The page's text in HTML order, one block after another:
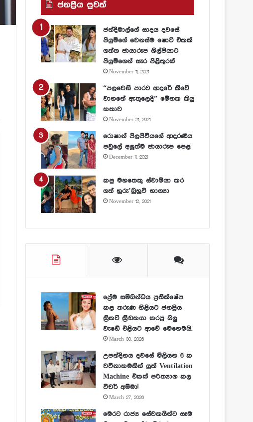
ජනප්‍රීය පුවත්
ජන්දිමාල්ගේ සාදය දවසේ
පියුමිගේ වෙනස්ම ෂොට් එකක්
ගත්ත ඡායාරූප ශිල්පියාට
පියුමිගෙන් සැර පිළිතුරක්
November 11, 2021
“පලවෙනි පාරට ආදරේ කීවේ
වාහනේ ඇතුලෙදි” මේනක කියූ
කතාව
November 21, 2021
රොෂාන් පිලපිටියගේ ආදරණීය
පවුලේ අලුත්ම ඡායාරූප පෙළ
December 11, 2021
කපු මහතෙකු ස්වාමියා කර
ගත් හුරු’බුහුටි භාග්‍යා
November 12, 2021
ප්‍රේම සම්බන්ධය ප්‍රතික්ෂේප
කළ තරුණ නිළියට ජනප්‍රිය
ක්‍රිකට් ක්‍රීඩකයා කරපු බලු
වැඩේ එළියට ආවේ මෙහෙමයි.
March 30, 2026
උපන්දිනය දවසේ මිලියන 6 ක
වටිනාකමකින් යුත් Ventilation
Machine එකක් පරිත්‍යාග කල
ටීචර් අම්මා!
March 27, 2026
මෙරට රාජ්‍ය සේවකයින්ට සෑම